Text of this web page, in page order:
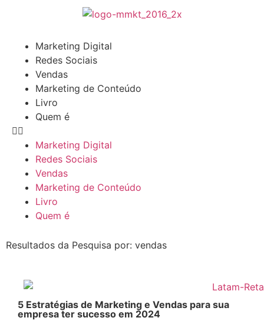
Marketing Digital
Redes Sociais
Vendas
Marketing de Conteúdo
Livro
Quem é
Marketing Digital
Redes Sociais
Vendas
Marketing de Conteúdo
Livro
Quem é
Resultados da Pesquisa por: vendas
5 Estratégias de Marketing e Vendas para sua
empresa ter sucesso em 2024